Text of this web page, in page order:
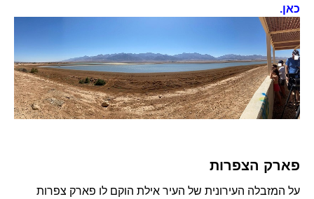
כאן.
פארק הצפרות
על המזבלה העירונית של העיר אילת הוקם לו פארק צפרות